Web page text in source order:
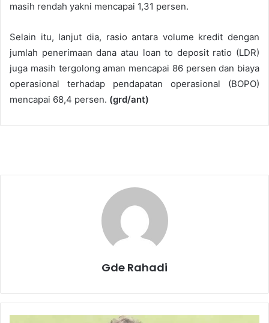
masih rendah yakni mencapai 1,31 persen.
Selain itu, lanjut dia, rasio antara volume kredit dengan
jumlah penerimaan dana atau loan to deposit ratio (LDR)
juga masih tergolong aman mencapai 86 persen dan biaya
operasional terhadap pendapatan operasional (BOPO)
mencapai 68,4 persen. (grd/ant)
Gde Rahadi